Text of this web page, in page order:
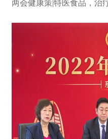
两会健康策|特医食品，治